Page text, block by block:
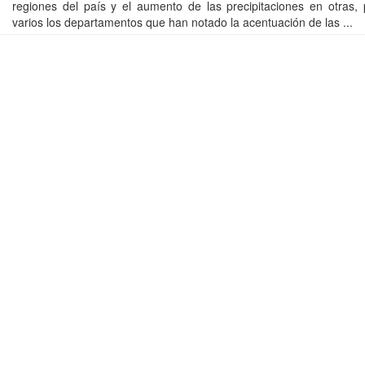
regiones del país y el aumento de las precipitaciones en
varios los departamentos que han notado la acentuación de las ...